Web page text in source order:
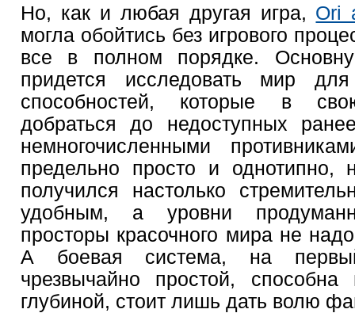
Но, как и любая другая игра, Ori
могла обойтись без игрового
все в полном порядке.
придется исследовать мир
способностей, которые в
добраться до недоступных
немногочисленными
предельно просто и однотипно,
получился настолько
удобным, а уровни
просторы красочного мира не
А боевая система, на
чрезвычайно простой, способна
глубиной, стоит лишь дать волю